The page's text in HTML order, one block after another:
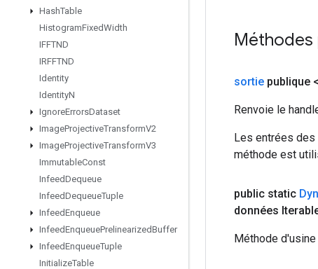
HashTable
HistogramFixedWidth
IFFTND
IRFFTND
Identity
IdentityN
IgnoreErrorsDataset
ImageProjectiveTransformV2
ImageProjectiveTransformV3
ImmutableConst
InfeedDequeue
InfeedDequeueTuple
InfeedEnqueue
InfeedEnqueuePrelinearizedBuffer
InfeedEnqueueTuple
InitializeTable
Méthodes
sortie publique
Renvoie le
Les entrées
méthode est
public static
données
Méthode